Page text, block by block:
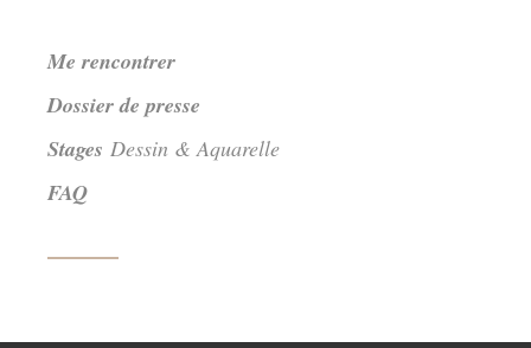
Me rencontrer
Dossier de presse
Stages Dessin & Aquarelle
FAQ